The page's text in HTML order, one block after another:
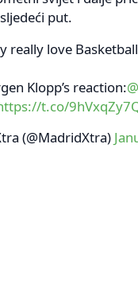
put.
really love
Klopp’s reaction:
t.co/
(@MadridXtra)